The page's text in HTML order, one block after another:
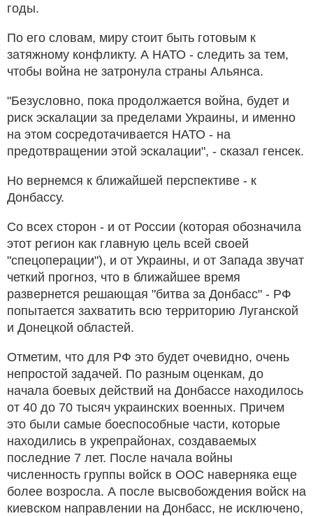
годы.
По его словам, миру стоит быть готовым к
затяжному конфликту. А НАТО - следить за тем,
чтобы война не затронула страны Альянса.
"Безусловно, пока продолжается война, будет и
риск эскалации за пределами Украины, и именно
на этом сосредотачивается НАТО - на
предотвращении этой эскалации", - сказал генсек.
Но вернемся к ближайшей перспективе - к
Донбассу.
Со всех сторон - и от России (которая обозначила
этот регион как главную цель всей своей
"спецоперации"), и от Украины, и от Запада звучат
четкий прогноз, что в ближайшее время
развернется решающая "битва за Донбасс" - РФ
попытается захватить всю территорию Луганской
и Донецкой областей.
Отметим, что для РФ это будет очевидно, очень
непростой задачей. По разным оценкам, до
начала боевых действий на Донбассе находилось
от 40 до 70 тысяч украинских военных. Причем
это были самые боеспособные части, которые
находились в укрепрайонах, создаваемых
последние 7 лет. После начала войны
численность группы войск в ООС наверняка еще
более возросла. А после высвобождения войск на
киевском направлении на Донбасс, не исключено,